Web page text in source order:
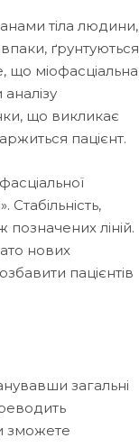
тіла людини,
ґрунтуються
що міофасціальна
що викликає
пацієнт.
ліній.
нових
пацієнтів
загальні
зможете